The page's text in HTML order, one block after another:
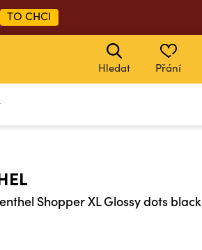
TO CHCI
Hledat Přání
Shopper XL Glossy dots black